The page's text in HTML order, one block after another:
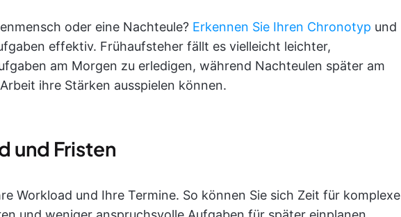
oder eine Nachteule? Erkennen Sie Ihren Chronotyp und
effektiv. Frühaufsteher fällt es vielleicht leichter,
am Morgen zu erledigen, während Nachteulen später am
ihre Stärken ausspielen können.
und Fristen
Workload und Ihre Termine. So können Sie sich Zeit für komplexe